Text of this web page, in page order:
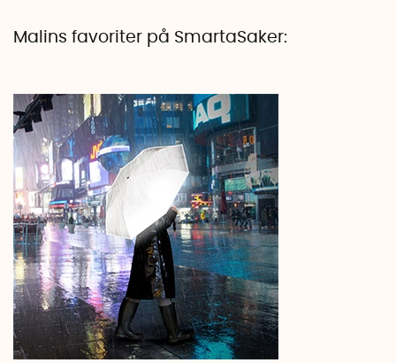
Malins favoriter på SmartaSaker: